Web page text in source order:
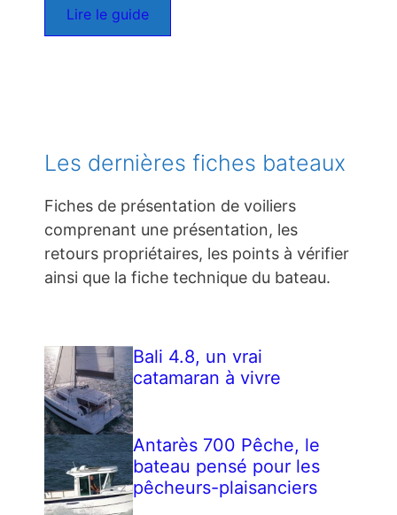
Lire le guide
Les dernières fiches bateaux
Fiches de présentation de voiliers
comprenant une présentation, les
retours propriétaires, les points à vérifier
ainsi que la fiche technique du bateau.
Bali 4.8, un vrai
catamaran à vivre
Antarès 700 Pêche, le
bateau pensé pour les
pêcheurs-plaisanciers